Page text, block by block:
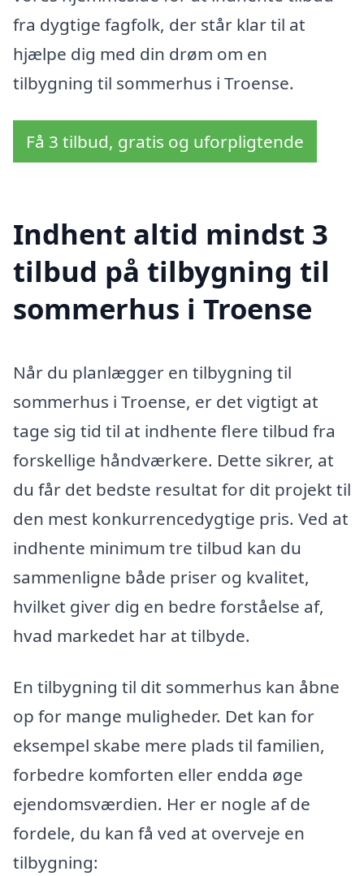
fra dygtige fagfolk, der står klar til at
hjælpe dig med din drøm om en
tilbygning til sommerhus i Troense.
Få 3 tilbud, gratis og uforpligtende
Indhent altid mindst 3
tilbud på tilbygning til
sommerhus i Troense
Når du planlægger en tilbygning til
sommerhus i Troense, er det vigtigt at
tage sig tid til at indhente flere tilbud fra
forskellige håndværkere. Dette sikrer, at
du får det bedste resultat for dit projekt til
den mest konkurrencedygtige pris. Ved at
indhente minimum tre tilbud kan du
sammenligne både priser og kvalitet,
hvilket giver dig en bedre forståelse af,
hvad markedet har at tilbyde.
En tilbygning til dit sommerhus kan åbne
op for mange muligheder. Det kan for
eksempel skabe mere plads til familien,
forbedre komforten eller endda øge
ejendomsværdien. Her er nogle af de
fordele, du kan få ved at overveje en
tilbygning: